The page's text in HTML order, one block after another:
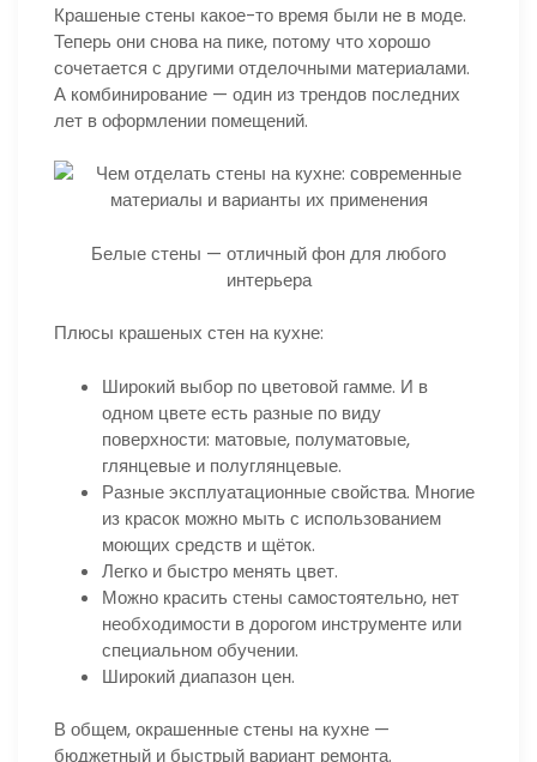
Крашеные стены какое-то время были не в моде.
Теперь они снова на пике, потому что хорошо
сочетается с другими отделочными материалами.
А комбинирование — один из трендов последних
лет в оформлении помещений.
Белые стены — отличный фон для любого
интерьера
Плюсы крашеных стен на кухне:
Широкий выбор по цветовой гамме. И в
одном цвете есть разные по виду
поверхности: матовые, полуматовые,
глянцевые и полуглянцевые.
Разные эксплуатационные свойства. Многие
из красок можно мыть с использованием
моющих средств и щёток.
Легко и быстро менять цвет.
Можно красить стены самостоятельно, нет
необходимости в дорогом инструменте или
специальном обучении.
Широкий диапазон цен.
В общем, окрашенные стены на кухне —
бюджетный и быстрый вариант ремонта.